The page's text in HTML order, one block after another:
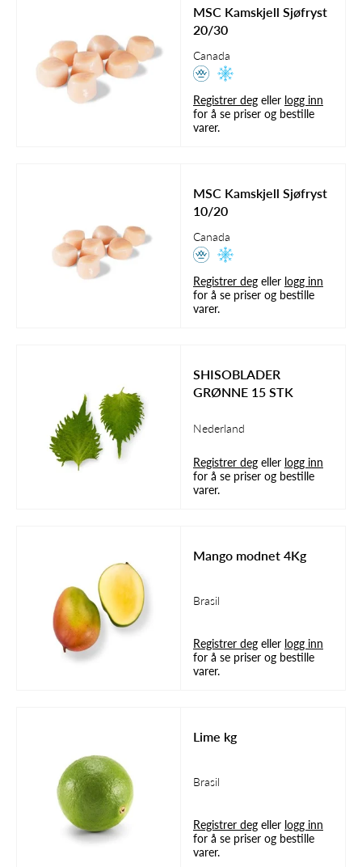
MSC Kamskjell Sjøfryst
20/30
Canada
Registrer deg eller logg inn
for å se priser og bestille
varer.
MSC Kamskjell Sjøfryst
10/20
Canada
Registrer deg eller logg inn
for å se priser og bestille
varer.
SHISOBLADER
GRØNNE 15 STK
Nederland
Registrer deg eller logg inn
for å se priser og bestille
varer.
Mango modnet 4Kg
Brasil
Registrer deg eller logg inn
for å se priser og bestille
varer.
Lime kg
Brasil
Registrer deg eller logg inn
for å se priser og bestille
varer.